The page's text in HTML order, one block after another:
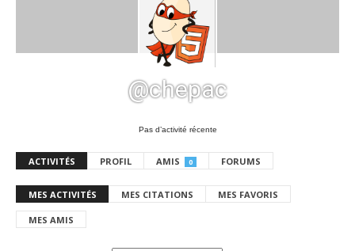
@chepac
Pas d’activité récente
ACTIVITÉS PROFIL AMIS 0 FORUMS
MES ACTIVITÉS MES CITATIONS MES FAVORIS
MES AMIS